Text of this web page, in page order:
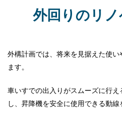
外回りのリ
外構計画では、将来を見据えた使
ます。
車いすでの出入りがスムーズに行
し、昇降機を安全に使用できる動線